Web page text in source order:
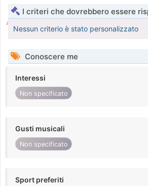
I criteri che dovrebbero essere
Nessun criterio è stato personalizzato
Conoscere me
Interessi
Non specificato
Gusti musicali
Non specificato
Sport preferiti